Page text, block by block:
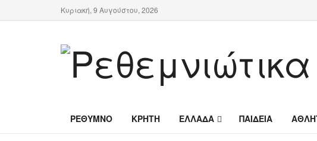
Κυριακή, 9 Αυγούστου, 2026
ΡΕΘΥΜΝΟ ΚΡΗΤΗ ΕΛΛΑΔΑ ΠΑΙΔΕΙΑ